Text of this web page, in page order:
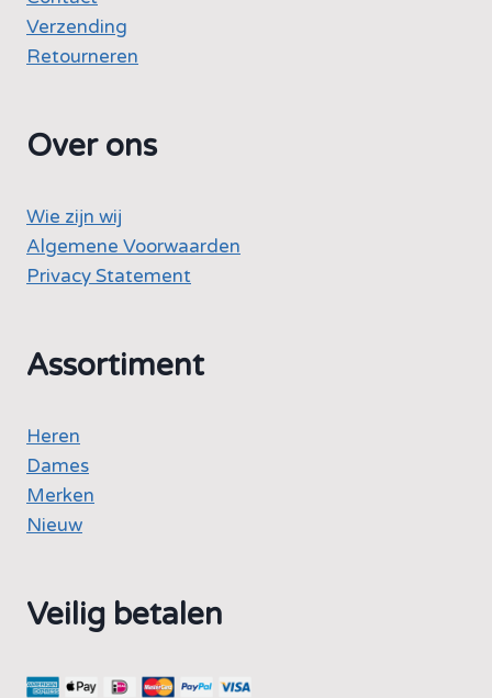
Verzending
Retourneren
Over ons
Wie zijn wij
Algemene Voorwaarden
Privacy Statement
Assortiment
Heren
Dames
Merken
Nieuw
Veilig betalen